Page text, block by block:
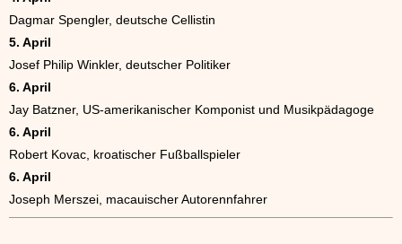
Dagmar Spengler, deutsche Cellistin
5. April
Josef Philip Winkler, deutscher Politiker
6. April
Jay Batzner, US-amerikanischer Komponist und Musikpädagoge
6. April
Robert Kovac, kroatischer Fußballspieler
6. April
Joseph Merszei, macauischer Autorennfahrer